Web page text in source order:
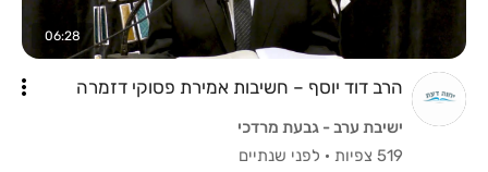
06:28
הרב דוד יוסף – חשיבות אמירת פסוקי דזמרה
ישיבת ערב - גבעת מרדכי
519 צפיות
· לפני שנתיים